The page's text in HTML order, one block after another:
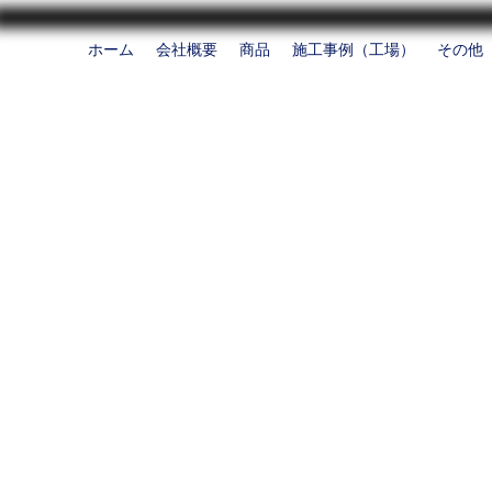
ホーム 会社概要 商品 施工事例（工場） その他